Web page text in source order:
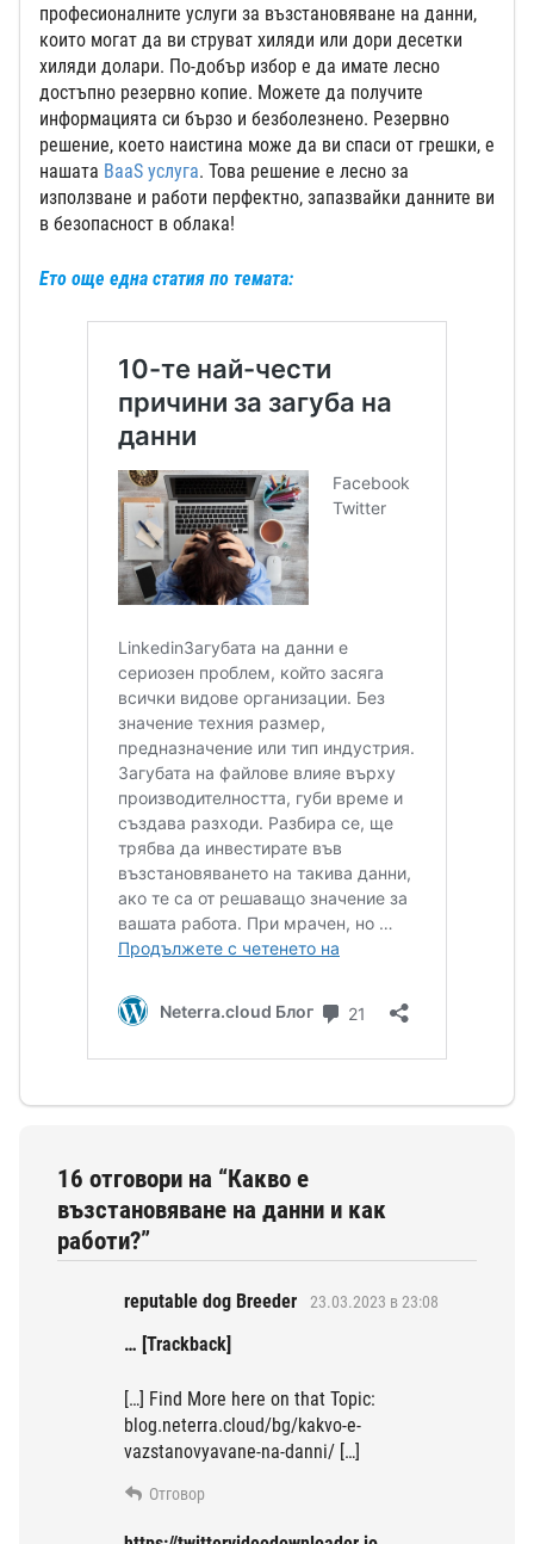
професионалните услуги за възстановяване на данни,
които могат да ви струват хиляди или дори десетки
хиляди долари. По-добър избор е да имате лесно
достъпно резервно копие. Можете да получите
информацията си бързо и безболезнено. Резервно
решение, което наистина може да ви спаси от грешки, е
нашата BaaS услуга. Това решение е лесно за
използване и работи перфектно, запазвайки данните ви
в безопасност в облака!
Ето още една статия по темата:
16 отговори на “Какво е
възстановяване на данни и как
работи?”
reputable dog Breeder 23.03.2023 в 23:08
… [Trackback]
[…] Find More here on that Topic:
blog.neterra.cloud/bg/kakvo-e-
vazstanovyavane-na-danni/ […]
Отговор